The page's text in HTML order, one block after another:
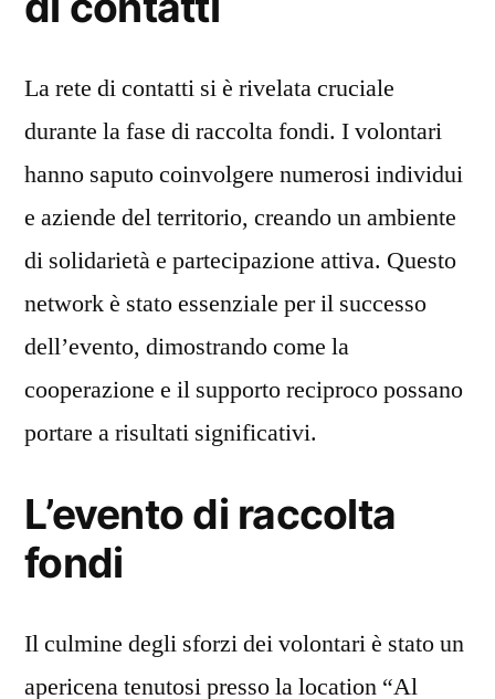
La rete di contatti si è rivelata cruciale
durante la fase di raccolta fondi. I volontari
hanno saputo coinvolgere numerosi individui
e aziende del territorio, creando un ambiente
di solidarietà e partecipazione attiva. Questo
network è stato essenziale per il successo
dell’evento, dimostrando come la
cooperazione e il supporto reciproco possano
portare a risultati significativi.
L’evento di raccolta
fondi
Il culmine degli sforzi dei volontari è stato un
apericena tenutosi presso la location “Al